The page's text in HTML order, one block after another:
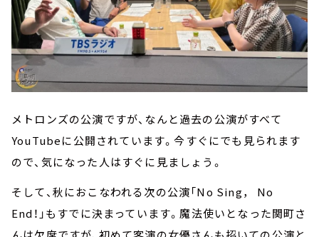
メトロンズの公演ですが、なんと過去の公演がすべて
YouTubeに公開されています。今すぐにでも見られます
ので、気になった人はすぐに見ましょう。
そして、秋におこなわれる次の公演「No Sing， No
End！」もすでに決まっています。魔法使いとなった関町さ